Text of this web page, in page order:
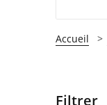
Accueil
Passer
Filtrer